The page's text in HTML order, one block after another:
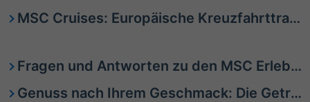
MSC Cruises: Europäische Kreuzfahrttradition mit modernem Flair
Fragen und Antworten zu den MSC Erlebniswelten
Genuss nach Ihrem Geschmack: Die Getränkepakete von MSC Cruises